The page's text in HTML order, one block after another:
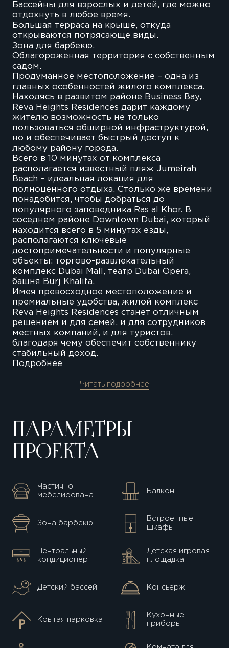
Бассейны для взрослых и детей, где можно
отдохнуть в любое время.
Большая терраса на крыше, откуда
открываются потрясающе виды.
Зона для барбекю.
Облагороженная территория с собственным
садом.
Продуманное местоположение – одна из
главных особенностей жилого комплекса.
Находясь в развитом районе Business Bay,
Reva Heights Residences дарит каждому
жителю возможность не только
пользоваться обширной инфраструктурой,
но и обеспечивает быстрый доступ к
любому району города.
Всего в 10 минутах от комплекса
располагается известный пляж Jumeirah
Beach – идеальная локация для
полноценного отдыха. Столько же времени
понадобится, чтобы добраться до
популярного заповедника Ras al Khor. В
соседнем районе Downtown Dubai, который
находится всего в 5 минутах езды,
располагаются ключевые
достопримечательности и популярные
объекты: торгово-развлекательный
комплекс Dubai Mall, театр Dubai Opera,
башня Burj Khalifa.
Имея превосходное местоположение и
премиальные удобства, жилой комплекс
Reva Heights Residences станет отличным
решением и для семей, и для сотрудников
местных компаний, и для туристов,
благодаря чему обеспечит собственнику
стабильный доход.
Подробнее
Читать подробнее
ПАРАМЕТРЫ
ПРОЕКТА
Частично
мебелирована
Балкон
Зона барбекю
Встроенные
шкафы
Центральный
кондиционер
Детская игровая
площадка
Детский бассейн Консьерж
Крытая парковка
Кухонные
приборы